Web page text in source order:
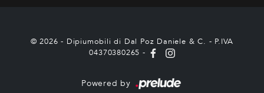
© 2026 - Dipiumobili di Dal Poz Daniele & C. - P.IVA
04370380265 -
Powered by